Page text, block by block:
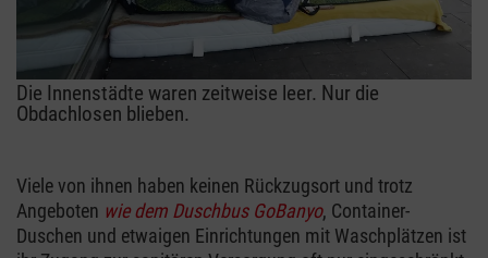
Die Innenstädte waren zeitweise leer. Nur die
Obdachlosen blieben.
Viele von ihnen haben keinen Rückzugsort und trotz
Angeboten wie dem Duschbus GoBanyo, Container-
Duschen und etwaigen Einrichtungen mit Waschplätzen ist